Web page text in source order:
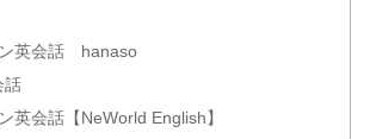
英会話 hanaso
話
英会話【NeWorld English】